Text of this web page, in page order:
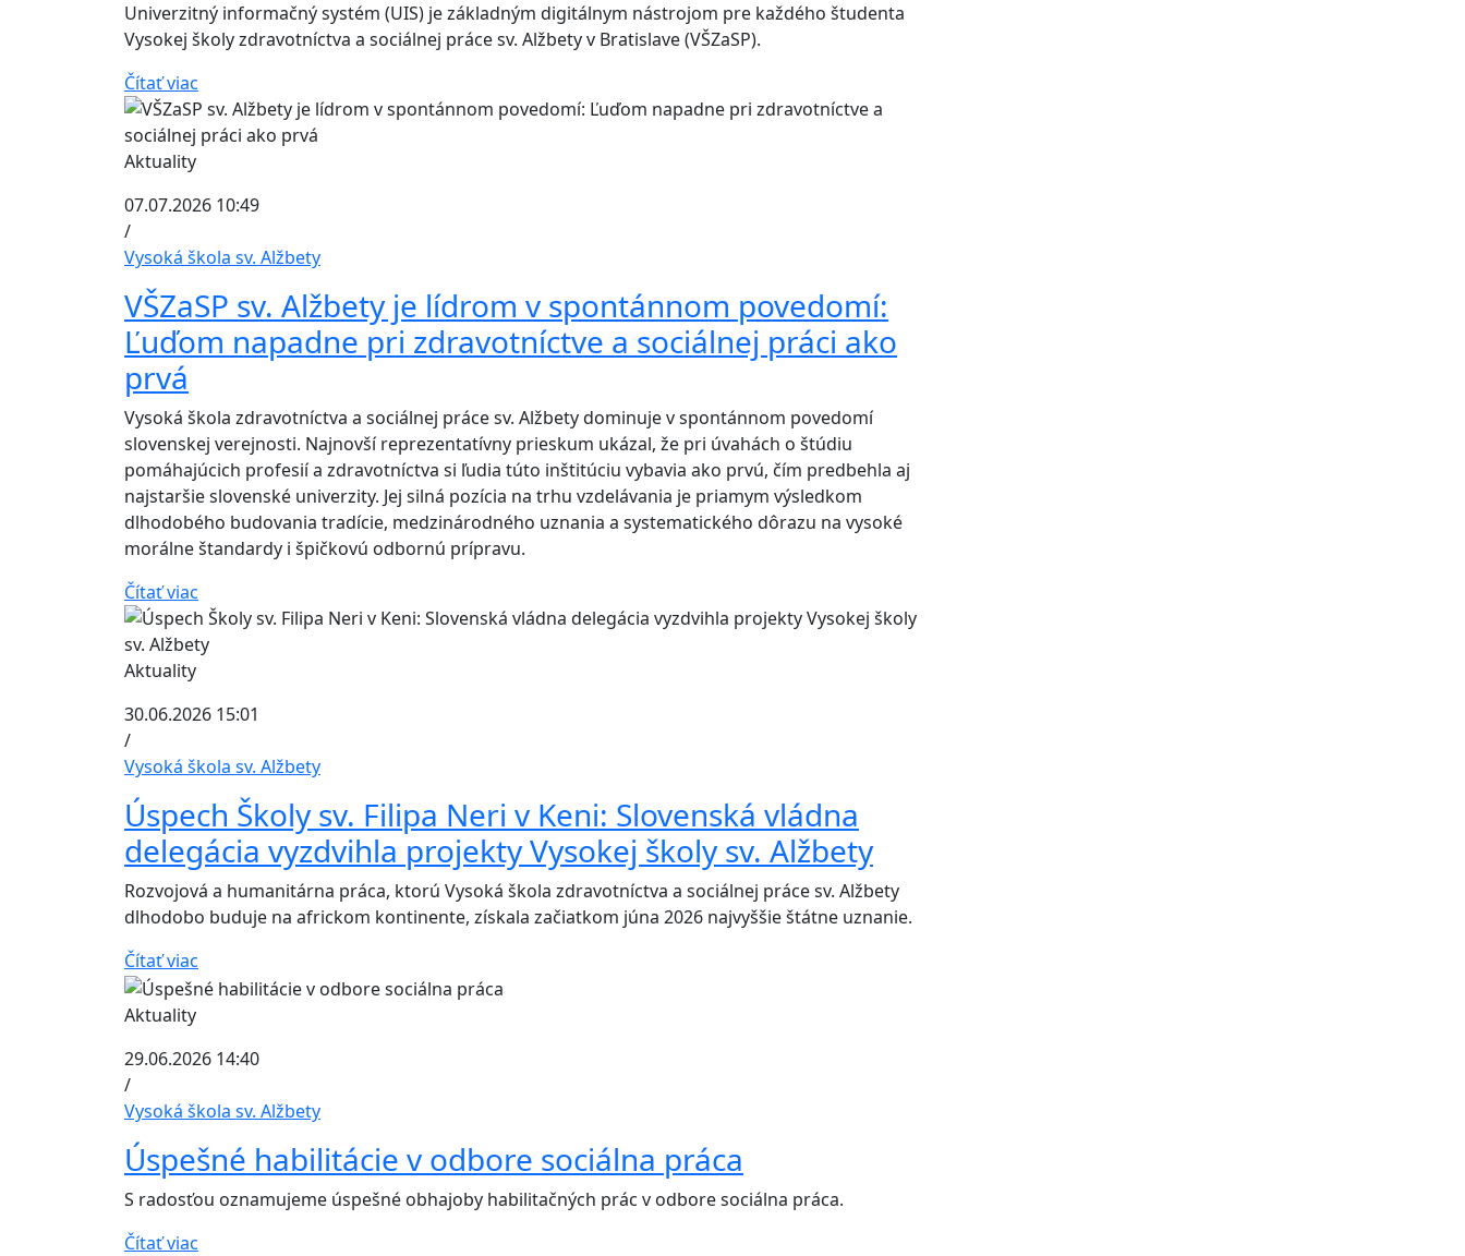
Univerzitný informačný systém (UIS) je základným digitálnym nástrojom pre každého študenta
Vysokej školy zdravotníctva a sociálnej práce sv. Alžbety v Bratislave (VŠZaSP).
Čítať viac
Aktuality
07.07.2026 10:49
/
Vysoká škola sv. Alžbety
VŠZaSP sv. Alžbety je lídrom v spontánnom povedomí:
Ľuďom napadne pri zdravotníctve a sociálnej práci ako
prvá
Vysoká škola zdravotníctva a sociálnej práce sv. Alžbety dominuje v spontánnom povedomí
slovenskej verejnosti. Najnovší reprezentatívny prieskum ukázal, že pri úvahách o štúdiu
pomáhajúcich profesií a zdravotníctva si ľudia túto inštitúciu vybavia ako prvú, čím predbehla aj
najstaršie slovenské univerzity. Jej silná pozícia na trhu vzdelávania je priamym výsledkom
dlhodobého budovania tradície, medzinárodného uznania a systematického dôrazu na vysoké
morálne štandardy i špičkovú odbornú prípravu.
Čítať viac
Aktuality
30.06.2026 15:01
/
Vysoká škola sv. Alžbety
Úspech Školy sv. Filipa Neri v Keni: Slovenská vládna
delegácia vyzdvihla projekty Vysokej školy sv. Alžbety
Rozvojová a humanitárna práca, ktorú Vysoká škola zdravotníctva a sociálnej práce sv. Alžbety
dlhodobo buduje na africkom kontinente, získala začiatkom júna 2026 najvyššie štátne uznanie.
Čítať viac
Aktuality
29.06.2026 14:40
/
Vysoká škola sv. Alžbety
Úspešné habilitácie v odbore sociálna práca
S radosťou oznamujeme úspešné obhajoby habilitačných prác v odbore sociálna práca.
Čítať viac